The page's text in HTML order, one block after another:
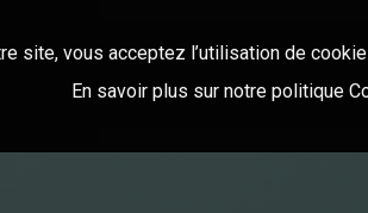
site, vous acceptez l’utilisation de
En savoir plus sur notre politique